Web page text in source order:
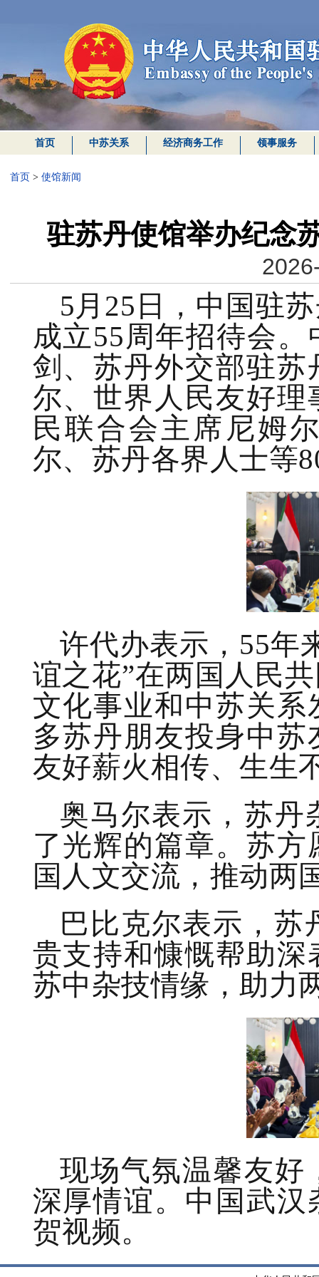
首页 中苏关系 经济商务工作 领事服务
首页 > 使馆新闻
驻苏丹使馆举办纪念
5月25日，中国驻
成立55周年招待会
剑、苏丹外交部驻
尔、世界人民友好
民联合会主席尼姆
尔、苏丹各界人士等
许代办表示，55年
谊之花”在两国人民
文化事业和中苏关
多苏丹朋友投身中
友好薪火相传、生生
奥马尔表示，苏丹
了光辉的篇章。苏
国人文交流，推动两
巴比克尔表示，苏
贵支持和慷慨帮助
苏中杂技情缘，助力
现场气氛温馨友好
深厚情谊。中国武
贺视频。